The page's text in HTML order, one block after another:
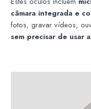
câmara integrada e
fotos, gravar vídeos,
sem precisar de usar